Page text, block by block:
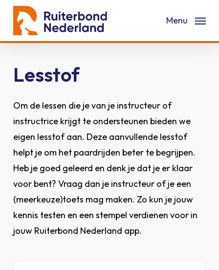
Skip
main
Menu
Lesstof
Om de lessen die je van je instructeur of
instructrice krijgt te ondersteunen bieden we
eigen lesstof aan. Deze aanvullende lesstof
helpt je om het paardrijden beter te begrijpen.
Heb je goed geleerd en denk je dat je er klaar
voor bent? Vraag dan je instructeur of je een
(meerkeuze)toets mag maken. Zo kun je jouw
kennis testen en een stempel verdienen voor in
jouw Ruiterbond Nederland app.